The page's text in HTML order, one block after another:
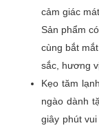
cảm giác
Sản phẩm
cùng bắt
sắc, hương
Kẹo tăm
ngào dành
giây phút